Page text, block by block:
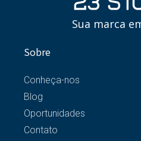
Sua marca
Sobre
Conheça-nos
Blog
Oportunidades
Contato